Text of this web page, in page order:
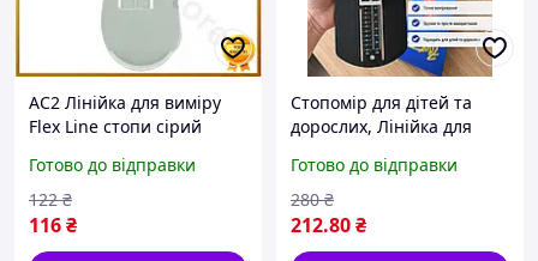
AC2 Лінійка для виміру
Flex Line стопи сірий
дітей від 0 до 8 років
визначення DE
Готово до відправки
116₴
122 ₴
Стопомір для дітей та
дорослих, Лінійка для
розміру стопи та взуття
Чорний Лінійка для
вимірювання ступні
Готово до відправки
212.80₴
280 ₴